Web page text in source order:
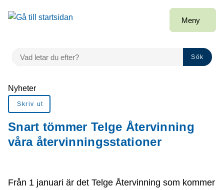
Gå till innehåll
Meny
VAD LETAR DU EFTER?
Sök
Du är här:
Nyheter
Skriv ut
Snart tömmer Telge Återvinning
våra återvinningsstationer
Från 1 januari är det Telge Återvinning som kommer